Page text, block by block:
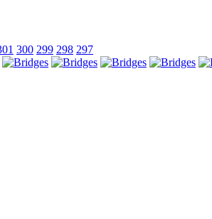
300 299 298 297